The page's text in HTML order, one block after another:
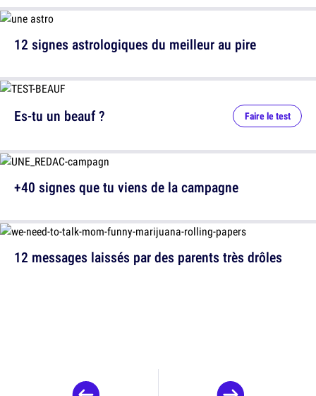
12 signes astrologiques du meilleur au pire
12 messages laissés par des parents très drôles
Es-tu un beauf ? Faire le test
+40 signes que tu viens de la campagne